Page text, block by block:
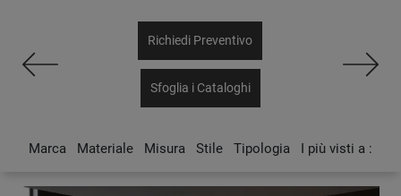
Richiedi Preventivo
Sfoglia i Cataloghi
Marca Materiale Misura Stile Tipologia I più visti a :